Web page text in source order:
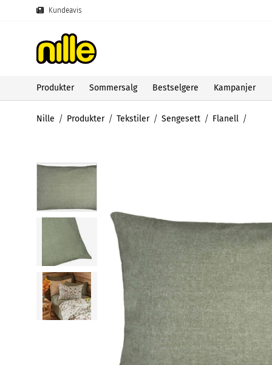
Kundeavis
Produkter Sommersalg Bestselgere Kampanjer
Nille Produkter Tekstiler Sengesett Flanell